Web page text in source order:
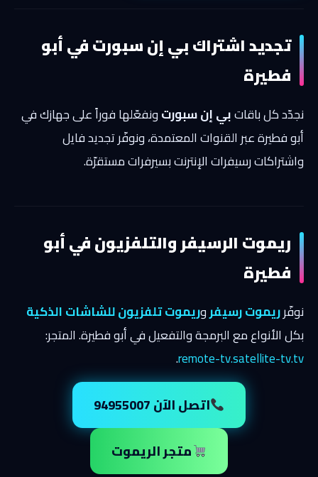
تجديد اشتراك بي إن سبورت في أبو
فطيرة
نجدّد كل باقاتبي إن سبورتونفعّلها فوراً على جهازك في
أبو فطيرة عبر القنوات المعتمدة، ونوفّر تجديد فايل
واشتراكات رسيفرات الإنترنت بسيرفرات مستقرّة.
ريموت الرسيفر والتلفزيون في أبو
فطيرة
نوفّرريموت رسيفروريموت تلفزيون للشاشات الذكية
بكل الأنواع مع البرمجة والتفعيل في أبو فطيرة. المتجر:
remote-tv.satellite-tv.tv
.
اتصل الآن 94955007
متجر الريموت